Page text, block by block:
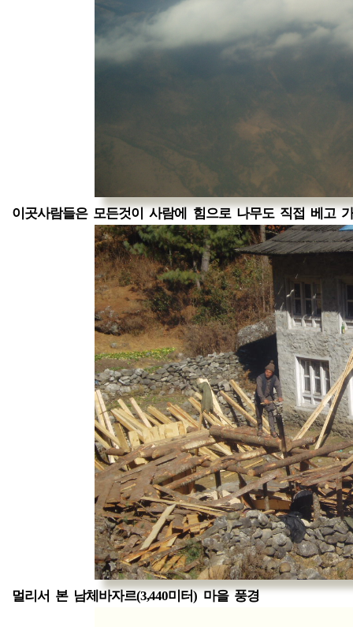
이곳사람들은 모든것이 사람에 힘으로 나무도 직접 베고
멀리서 본 남체바자르(3,440미터) 마을 풍경